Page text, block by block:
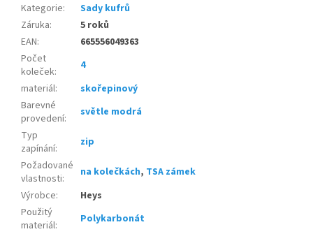
Kategorie:
Sady kufrů
Záruka:
5 roků
EAN:
665556049363
Počet
koleček:
4
materiál:
skořepinový
Barevné
provedení:
světle modrá
Typ
zapínání:
zip
Požadované
vlastnosti: na kolečkách, TSA zámek
Výrobce:
Heys
Použitý
materiál:
Polykarbonát